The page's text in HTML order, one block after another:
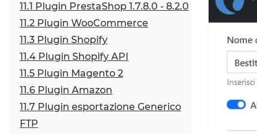
11.1 Plugin PrestaShop 1.7.8.0 - 8.2.0
11.2 Plugin WooCommerce
11.3 Plugin Shopify
11.4 Plugin Shopify API
11.5 Plugin Magento 2
11.6 Plugin Amazon
11.7 Plugin esportazione Generico
FTP